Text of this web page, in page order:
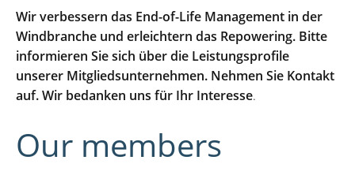
Wir verbessern das End-of-Life Management in der
Windbranche und erleichtern das Repowering. Bitte
informieren Sie sich über die Leistungsprofile
unserer Mitgliedsunternehmen. Nehmen Sie Kontakt
auf. Wir bedanken uns für Ihr Interesse.
Our members